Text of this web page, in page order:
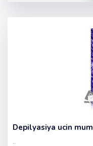
Depilyasiya ucin
..